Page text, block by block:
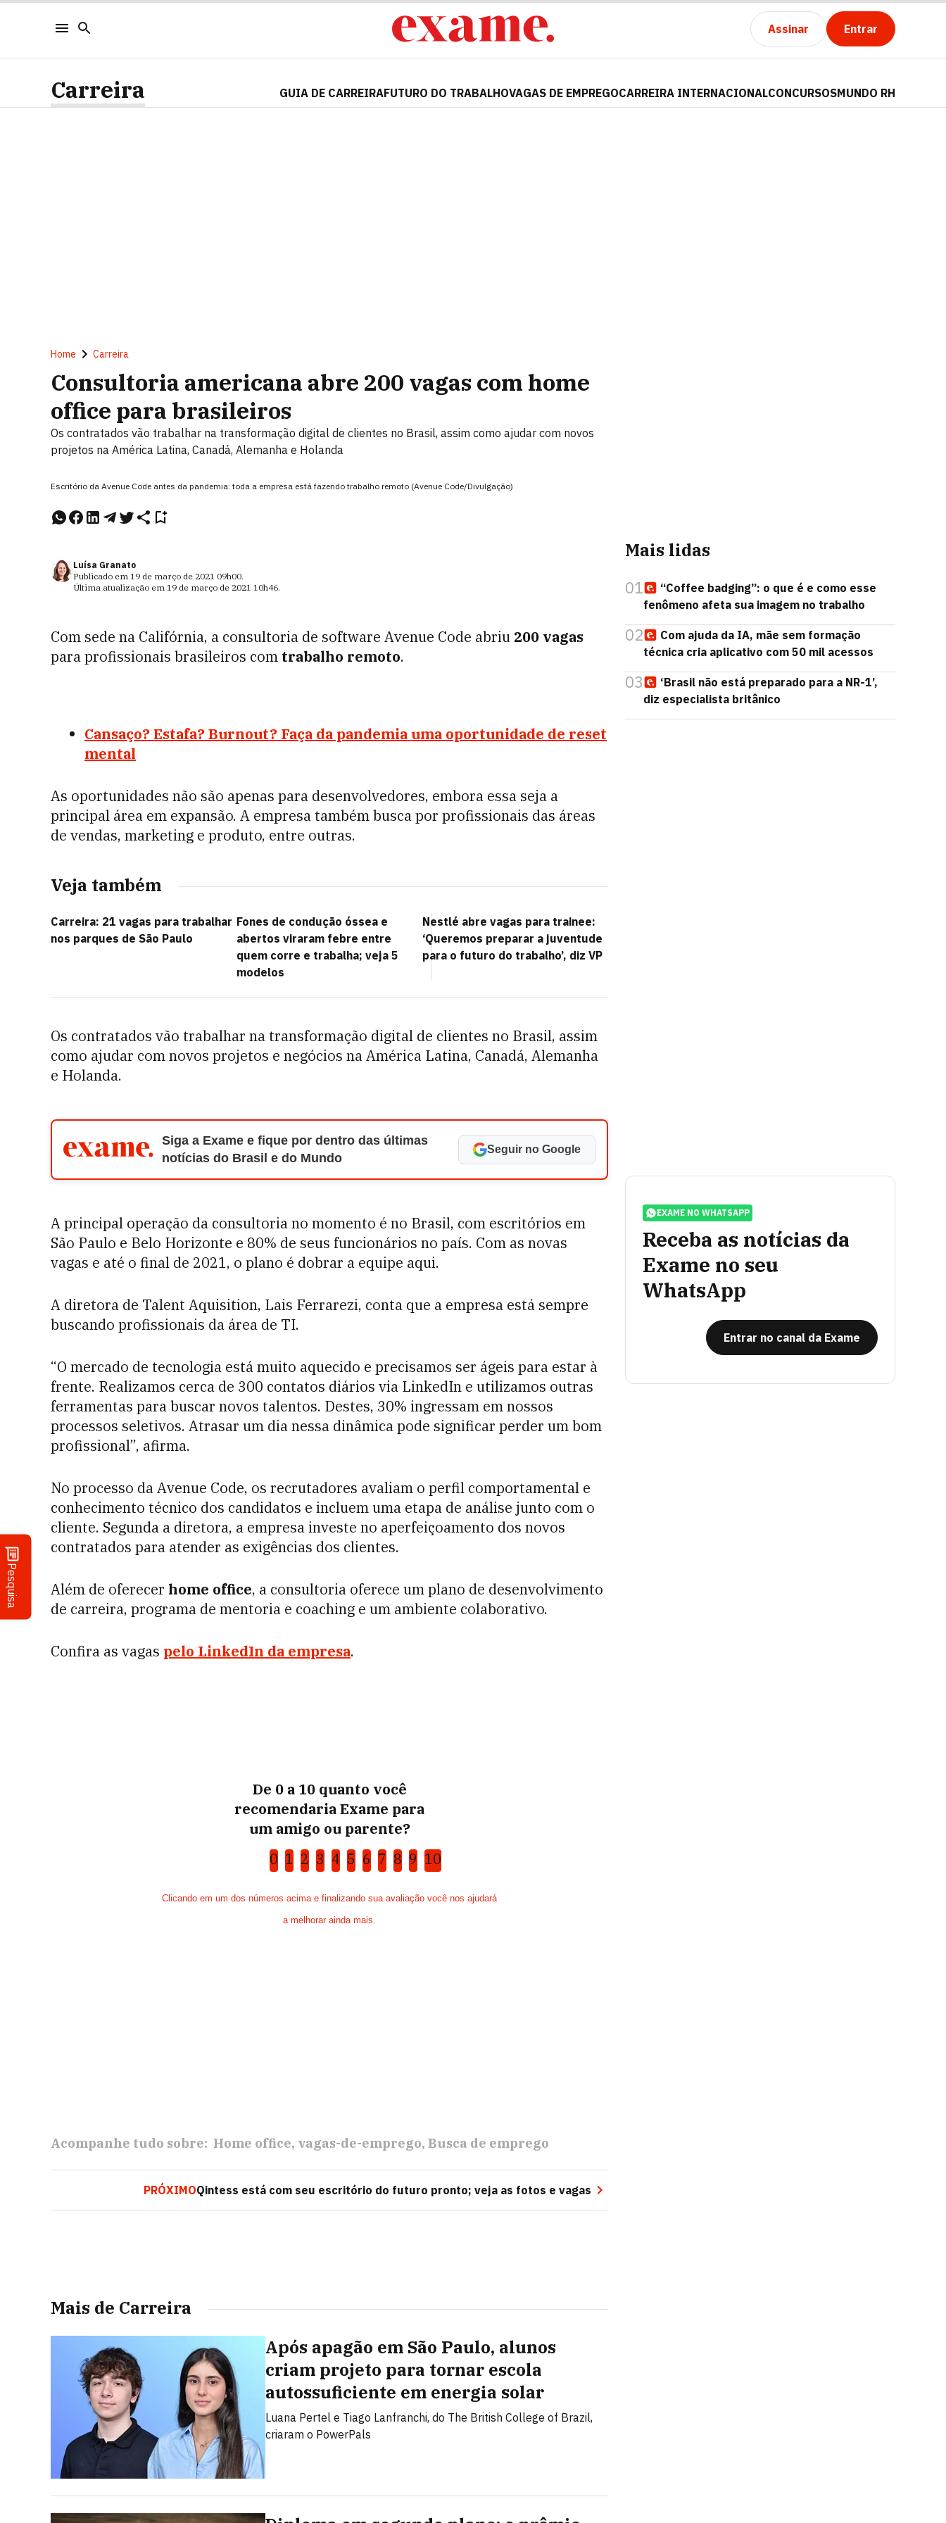
Assinar Entrar
Pesquisa
Carreira GUIA DE CARREIRAFUTURO DO TRABALHOVAGAS DE EMPREGOCARREIRA INTERNACIONALCONCURSOSMUNDO RH
Home Carreira
Consultoria americana abre 200 vagas com home
office para brasileiros
Os contratados vão trabalhar na transformação digital de clientes no Brasil, assim como ajudar com novos
projetos na América Latina, Canadá, Alemanha e Holanda
Escritório da Avenue Code antes da pandemia: toda a empresa está fazendo trabalho remoto (Avenue Code/Divulgação)
Luísa Granato
Publicado em 19 de março de 2021 09h00.
Última atualização em 19 de março de 2021 10h46.
Com sede na Califórnia, a consultoria de software Avenue Code abriu 200 vagas
para profissionais brasileiros com trabalho remoto.
Cansaço? Estafa? Burnout? Faça da pandemia uma oportunidade de reset
mental
As oportunidades não são apenas para desenvolvedores, embora essa seja a
principal área em expansão. A empresa também busca por profissionais das áreas
de vendas, marketing e produto, entre outras.
Veja também
Carreira: 21 vagas para trabalhar
nos parques de São Paulo
Fones de condução óssea e
abertos viraram febre entre
quem corre e trabalha; veja 5
modelos
Nestlé abre vagas para trainee:
‘Queremos preparar a juventude
para o futuro do trabalho’, diz VP
Os contratados vão trabalhar na transformação digital de clientes no Brasil, assim
como ajudar com novos projetos e negócios na América Latina, Canadá, Alemanha
e Holanda.
Siga a Exame e fique por dentro das últimas
notícias do Brasil e do Mundo
Seguir no Google
A principal operação da consultoria no momento é no Brasil, com escritórios em
São Paulo e Belo Horizonte e 80% de seus funcionários no país. Com as novas
vagas e até o final de 2021, o plano é dobrar a equipe aqui.
A diretora de Talent Aquisition, Lais Ferrarezi, conta que a empresa está sempre
buscando profissionais da área de TI.
“O mercado de tecnologia está muito aquecido e precisamos ser ágeis para estar à
frente. Realizamos cerca de 300 contatos diários via LinkedIn e utilizamos outras
ferramentas para buscar novos talentos. Destes, 30% ingressam em nossos
processos seletivos. Atrasar um dia nessa dinâmica pode significar perder um bom
profissional”, afirma.
No processo da Avenue Code, os recrutadores avaliam o perfil comportamental e
conhecimento técnico dos candidatos e incluem uma etapa de análise junto com o
cliente. Segunda a diretora, a empresa investe no aperfeiçoamento dos novos
contratados para atender as exigências dos clientes.
Além de oferecer home office, a consultoria oferece um plano de desenvolvimento
de carreira, programa de mentoria e coaching e um ambiente colaborativo.
Confira as vagas pelo LinkedIn da empresa.
De 0 a 10 quanto você
recomendaria Exame para
um amigo ou parente?
0 1 2 3 4 5 6 7 8 9 10
Clicando em um dos números acima e finalizando sua avaliação você nos ajudará
a melhorar ainda mais.
Acompanhe tudo sobre: Home office vagas-de-emprego Busca de emprego
PRÓXIMOQintess está com seu escritório do futuro pronto; veja as fotos e vagas
Mais de Carreira
Após apagão em São Paulo, alunos
criam projeto para tornar escola
autossuficiente em energia solar
Luana Pertel e Tiago Lanfranchi, do The British College of Brazil,
criaram o PowerPals
Mais lidas
01
“Coffee badging”: o que é e como esse
fenômeno afeta sua imagem no trabalho
02
Com ajuda da IA, mãe sem formação
técnica cria aplicativo com 50 mil acessos
03
‘Brasil não está preparado para a NR-1’,
diz especialista britânico
EXAME NO WHATSAPP
Receba as notícias da
Exame no seu
WhatsApp
Entrar no canal da Exame